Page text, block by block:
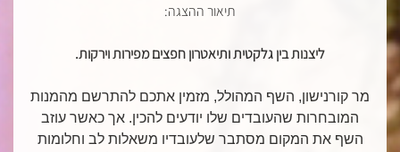
תיאור ההצגה:
ליצנות בין גלקטית ותיאטרון חפצים מפירות וירקות.
מר קורנישון, השף המהולל, מזמין אתכם להתרשם מהמנות
המובחרות שהעובדים שלו יודעים להכין. אך כאשר עוזב
השף את המקום מסתבר שלעובדיו משאלות לב וחלומות